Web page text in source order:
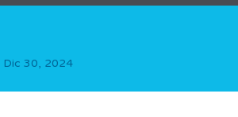
Dic 30, 2024